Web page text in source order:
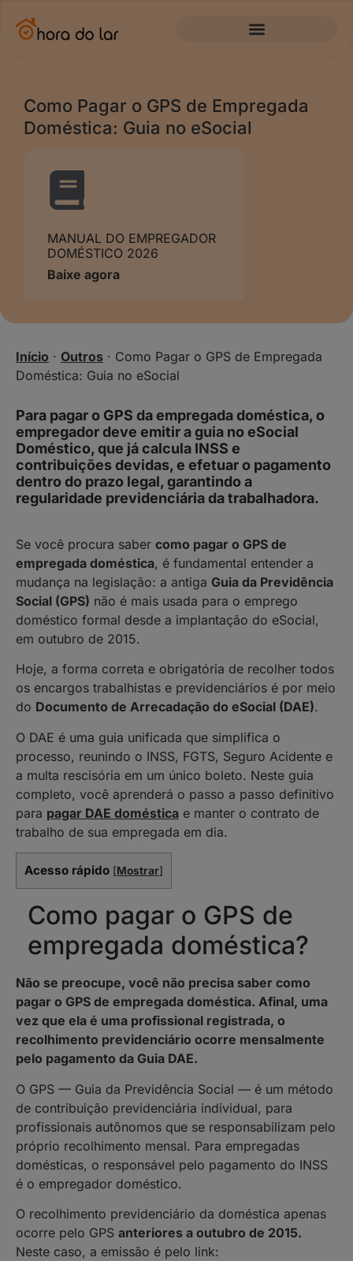
Como Pagar o GPS de Empregada
Doméstica: Guia no eSocial
MANUAL DO EMPREGADOR
DOMÉSTICO 2026
Baixe agora
Início · Outros · Como Pagar o GPS de Empregada
Doméstica: Guia no eSocial
Para pagar o GPS da empregada doméstica, o
empregador deve emitir a guia no eSocial
Doméstico, que já calcula INSS e
contribuições devidas, e efetuar o pagamento
dentro do prazo legal, garantindo a
regularidade previdenciária da trabalhadora.
Se você procura saber como pagar o GPS de
empregada doméstica, é fundamental entender a
mudança na legislação: a antiga Guia da Previdência
Social (GPS) não é mais usada para o emprego
doméstico formal desde a implantação do eSocial,
em outubro de 2015.
Hoje, a forma correta e obrigatória de recolher todos
os encargos trabalhistas e previdenciários é por meio
do Documento de Arrecadação do eSocial (DAE).
O DAE é uma guia unificada que simplifica o
processo, reunindo o INSS, FGTS, Seguro Acidente e
a multa rescisória em um único boleto. Neste guia
completo, você aprenderá o passo a passo definitivo
para pagar DAE doméstica e manter o contrato de
trabalho de sua empregada em dia.
Acesso rápido [Mostrar]
Como pagar o GPS de
empregada doméstica?
Não se preocupe, você não precisa saber como
pagar o GPS de empregada doméstica. Afinal, uma
vez que ela é uma profissional registrada, o
recolhimento previdenciário ocorre mensalmente
pelo pagamento da Guia DAE.
O GPS — Guia da Previdência Social — é um método
de contribuição previdenciária individual, para
profissionais autônomos que se responsabilizam pelo
próprio recolhimento mensal. Para empregadas
domésticas, o responsável pelo pagamento do INSS
é o empregador doméstico.
O recolhimento previdenciário da doméstica apenas
ocorre pelo GPS anteriores a outubro de 2015.
Neste caso, a emissão é pelo link: